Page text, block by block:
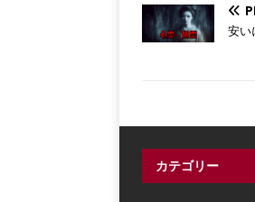
安い
カテゴリー